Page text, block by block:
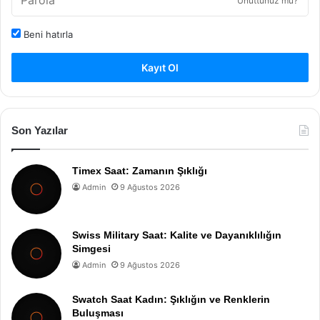
Beni hatırla
Kayıt Ol
Son Yazılar
Timex Saat: Zamanın Şıklığı
Admin 9 Ağustos 2026
Swiss Military Saat: Kalite ve Dayanıklılığın
Simgesi
Admin 9 Ağustos 2026
Swatch Saat Kadın: Şıklığın ve Renklerin
Buluşması